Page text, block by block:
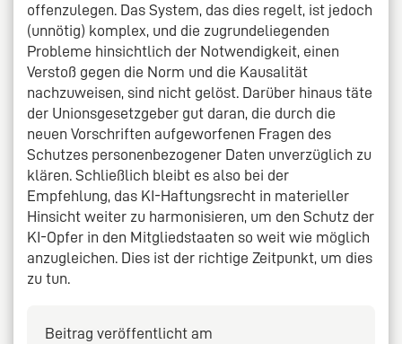
offenzulegen. Das System, das dies regelt, ist jedoch
(unnötig) komplex, und die zugrundeliegenden
Probleme hinsichtlich der Notwendigkeit, einen
Verstoß gegen die Norm und die Kausalität
nachzuweisen, sind nicht gelöst. Darüber hinaus täte
der Unionsgesetzgeber gut daran, die durch die
neuen Vorschriften aufgeworfenen Fragen des
Schutzes personenbezogener Daten unverzüglich zu
klären. Schließlich bleibt es also bei der
Empfehlung, das KI-Haftungsrecht in materieller
Hinsicht weiter zu harmonisieren, um den Schutz der
KI-Opfer in den Mitgliedstaaten so weit wie möglich
anzugleichen. Dies ist der richtige Zeitpunkt, um dies
zu tun.
Beitrag veröffentlicht am